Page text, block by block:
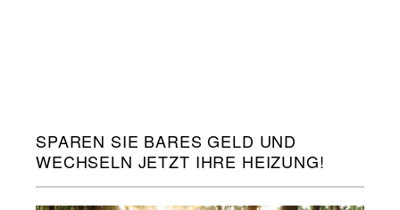
SPAREN SIE BARES GELD UND
WECHSELN JETZT IHRE HEIZUNG!